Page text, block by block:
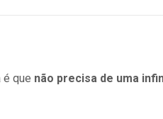
é que não precisa de uma